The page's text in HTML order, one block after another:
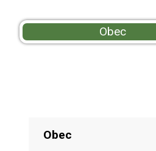
Obec
Obec